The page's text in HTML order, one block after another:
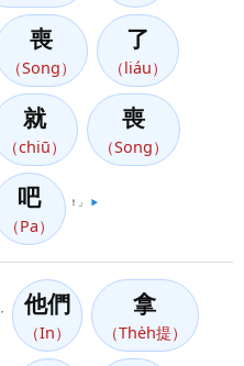
喪
（Song）
了
（liáu）
就
（chiū）
喪
（Song）
吧
（Pa）
！」 ▶️
他們
（In）
拿
（The̍h提）